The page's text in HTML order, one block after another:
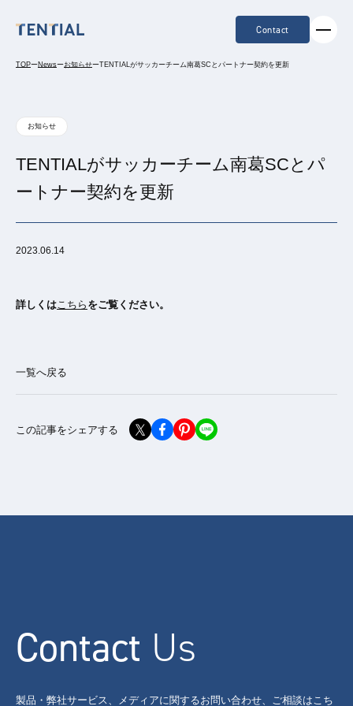
Contact
TOPーNewsーお知らせーTENTIALがサッカーチーム南葛SCとパートナー契約を更新
お知らせ
TENTIALがサッカーチーム南葛SCとパ
ートナー契約を更新
2023.06.14
詳しくはこちら をご覧ください。
一覧へ戻る
この記事をシェアする
Contact Us
製品・弊社サービス、メディアに関するお問い合わせ、ご相談はこち